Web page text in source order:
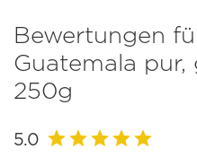
Bewertungen
Guatemala pur,
250g
5.0